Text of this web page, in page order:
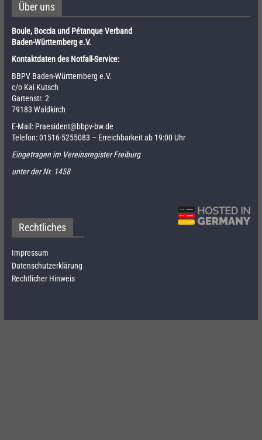
Über uns
Boule, Boccia und Pétanque Verband
Baden-Württemberg e.V.
Kontaktdaten des Notfall-Service:
BBPV Baden-Württemberg e.V.
c/o Kai Kutsch
Gartenstr. 2
79183 Waldkirch
E-Mail: Praesident@bbpv-bw.de
Telefon:01516-5255083 – Erreichbarkeit ab 19:00 Uhr
Eingetragen im Vereinsregister Freiburg
unter der Nr. 1458
Rechtliches
Impressum
Datenschutzerklärung
Rechtlicher Hinweis